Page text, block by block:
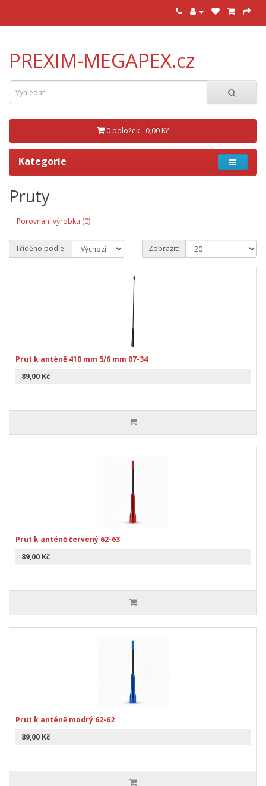
PREXIM-MEGAPEX.cz
0 položek - 0,00 Kč
Kategorie
Pruty
Porovnání výrobku (0)
Tříděno podle: Zobrazit:
Prut k anténě 410 mm 5/6 mm 07-34
89,00 Kč
Prut k anténě červený 62-63
89,00 Kč
Prut k anténě modrý 62-62
89,00 Kč